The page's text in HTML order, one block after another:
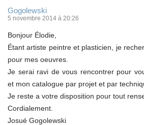
Gogolewski
5 novembre 2014 à 20:26
Bonjour Élodie,
Étant artiste peintre et plasticien, je
pour mes oeuvres.
Je serai ravi de vous rencontrer pour
et mon catalogue par projet et par
Je reste a votre disposition pour tout
Cordialement.
Josué Gogolewski